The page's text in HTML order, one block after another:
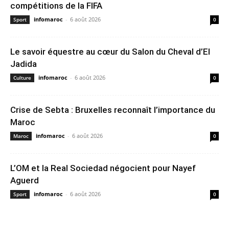
compétitions de la FIFA
Sport infomaroc - 6 août 2026 0
Le savoir équestre au cœur du Salon du Cheval d’El
Jadida
Culture infomaroc - 6 août 2026 0
Crise de Sebta : Bruxelles reconnaît l’importance du
Maroc
Maroc infomaroc - 6 août 2026 0
L’OM et la Real Sociedad négocient pour Nayef
Aguerd
Sport infomaroc - 6 août 2026 0